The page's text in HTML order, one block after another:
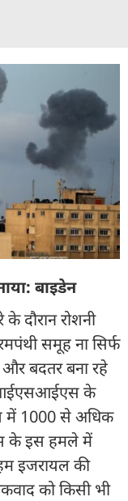
बाइडेन
दौरान रोशनी
समूह ना सिर्फ
बदतर बना रहे
आईएसआईएस के
में 1000 से अधिक
के इस हमले में
इजरायल की
को किसी भी